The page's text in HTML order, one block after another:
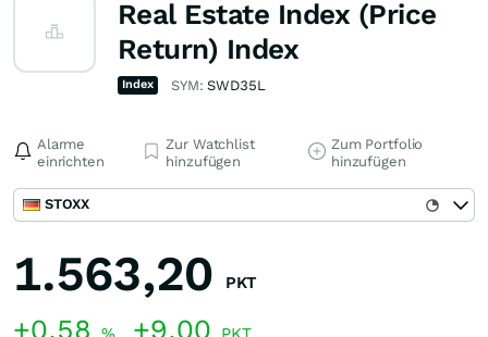
Real Estate Index (Price
Return) Index
Index SYM:SWD35L
Alarme
einrichten
Zur Watchlist
hinzufügen
Zum Portfolio
hinzufügen
STOXX
1.563,20 PKT
+0,58 +9,00